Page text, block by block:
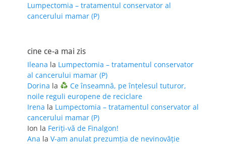
Lumpectomia – tratamentul conservator al
cancerului mamar (P)
cine ce-a mai zis
Ileana la Lumpectomia – tratamentul conservator
al cancerului mamar (P)
Dorina la
Ce înseamnă, pe înțelesul tuturor,
noile reguli europene de reciclare
Irena la Lumpectomia – tratamentul conservator al
cancerului mamar (P)
Ion la Feriţi-vă de Finalgon!
Ana la V-am anulat prezumția de nevinovăție